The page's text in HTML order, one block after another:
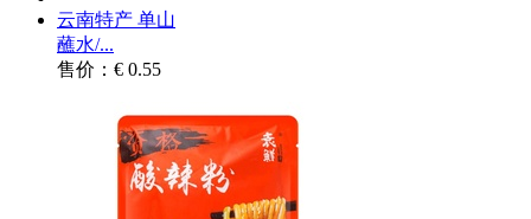
云南特产 单山
蘸水/...
售价：€ 0.55